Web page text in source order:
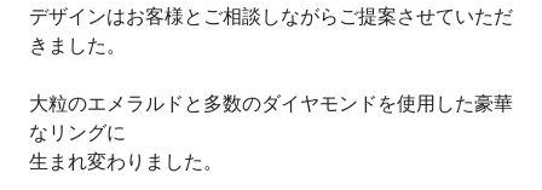
デザインはお客様とご相談しながらご提案させていただ
きました。
大粒のエメラルドと多数のダイヤモンドを使用した豪華
なリングに
生まれ変わりました。